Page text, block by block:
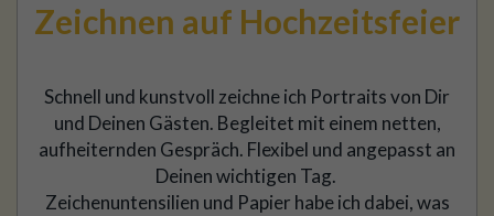
Zeichnen auf Hochzeitsfeier
Schnell und kunstvoll zeichne ich Portraits von Dir
und Deinen Gästen. Begleitet mit einem netten,
aufheiternden Gespräch. Flexibel und angepasst an
Deinen wichtigen Tag.
Zeichenuntensilien und Papier habe ich dabei, was